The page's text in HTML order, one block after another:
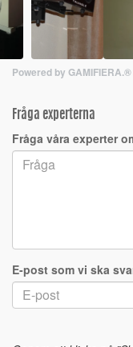
Powered by GAMIFIERA.®
Fråga experterna
Fråga våra experter
E-post som vi ska